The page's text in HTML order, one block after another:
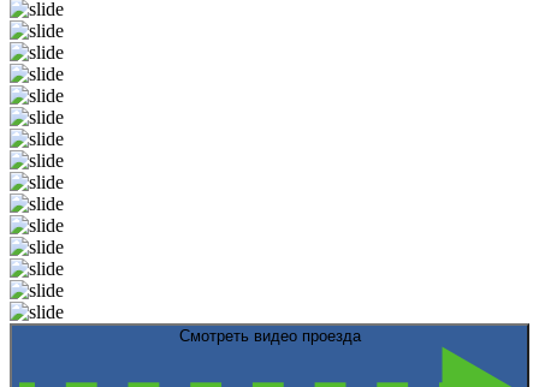
Смотреть видео проезда